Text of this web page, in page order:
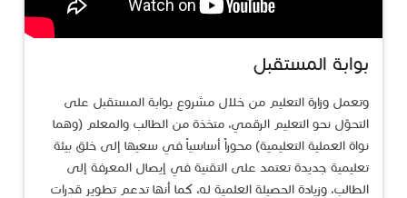
​بوابة المستقبل
وتعمل وزارة التعليم من خلال مشروع بوابة المستقبل على
التحوّل نحو التعليم الرقمي، متخذة من الطالب والمعلم (وهما
نواة العملية التعليمية) محوراً أساسياً في سعيها إلى خلق بيئة
تعليمية جديدة تعتمد على التقنية في إيصال المعرفة إلى
الطالب، وزيادة الحصيلة العلمية له، كما أنها تدعم تطوير قدرات